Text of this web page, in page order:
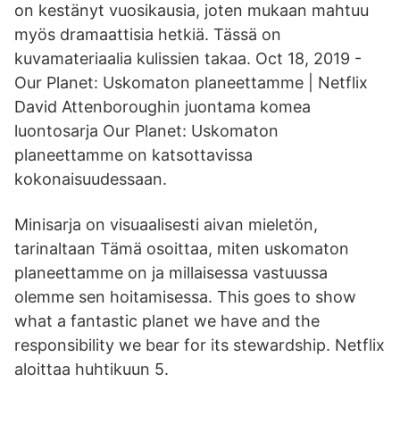
on kestänyt vuosikausia, joten mukaan mahtuu
myös dramaattisia hetkiä. Tässä on
kuvamateriaalia kulissien takaa. Oct 18, 2019 -
Our Planet: Uskomaton planeettamme | Netflix
David Attenboroughin juontama komea
luontosarja Our Planet: Uskomaton
planeettamme on katsottavissa
kokonaisuudessaan.
Minisarja on visuaalisesti aivan mieletön,
tarinaltaan Tämä osoittaa, miten uskomaton
planeettamme on ja millaisessa vastuussa
olemme sen hoitamisessa. This goes to show
what a fantastic planet we have and the
responsibility we bear for its stewardship. Netflix
aloittaa huhtikuun 5.